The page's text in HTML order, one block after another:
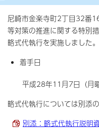
尼崎市金楽寺町2丁目32番
等対策の推進に関する特別
略式代執行を実施しました。
着手日
平成28年11月7日（月
略式代執行については別添
別添：略式代執行説明